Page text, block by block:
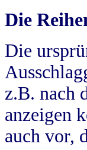
Die
Die
z.B. nach
anzeigen
auch vor,